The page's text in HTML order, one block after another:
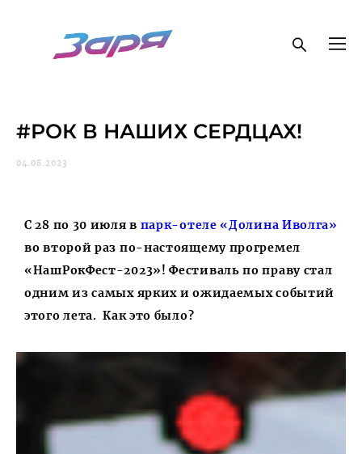
04.08.2023
#РОК В НАШИХ СЕРДЦАХ!
С 28 по 30 июля в парк-отеле «Долина Иволга»
во второй раз по-настоящему прогремел
«НашРокФест-2023»! Фестиваль по праву стал
одним из самых ярких и ожидаемых событий
этого лета. Как это было?